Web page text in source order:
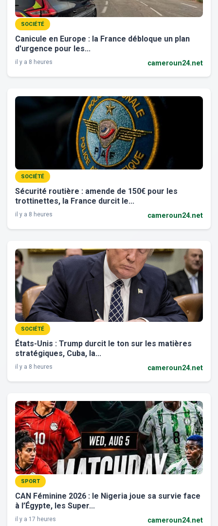
SOCIÉTÉ
Canicule en Europe : la France débloque un plan
d'urgence pour les...
il y a 8 heures cameroun24.net
SOCIÉTÉ
Sécurité routière : amende de 150€ pour les
trottinettes, la France durcit le...
il y a 8 heures cameroun24.net
SOCIÉTÉ
États-Unis : Trump durcit le ton sur les matières
stratégiques, Cuba, la...
il y a 8 heures cameroun24.net
SPORT
CAN Féminine 2026 : le Nigeria joue sa survie face
à l’Égypte, les Super...
il y a 17 heures cameroun24.net